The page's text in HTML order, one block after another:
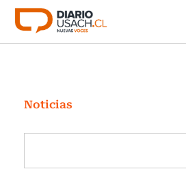
Click acá para ir directamente al
Investigación
Cultura
Programas Radio y TV
Noticias